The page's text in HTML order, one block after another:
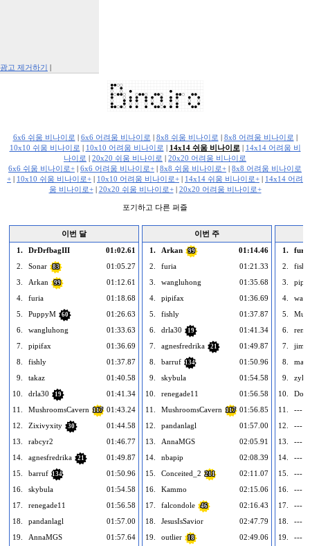
광고 제거하기 |
6x6 쉬움 비나이로 | 6x6 어려움 비나이로 | 8x8 쉬움 비나이로 | 8x8 어려움 비나이로 |
10x10 쉬움 비나이로 | 10x10 어려움 비나이로 | 14x14 쉬움 비나이로 | 14x14 어려움 비
나이로 | 20x20 쉬움 비나이로 | 20x20 어려움 비나이로
6x6 쉬움 비나이로+ | 6x6 어려움 비나이로+ | 8x8 쉬움 비나이로+ | 8x8 어려움 비나이로
+ | 10x10 쉬움 비나이로+ | 10x10 어려움 비나이로+ | 14x14 쉬움 비나이로+ | 14x14 어려
움 비나이로+| 20x20 쉬움 비나이로+| 20x20 어려움 비나이로+
포기하고 다른 퍼즐
이번 달
1.
DrDrfbagIII
01:02.61
2.
Sonar 83
01:05.27
3.
Arkan 99
01:12.61
4.
furia
01:18.68
5.
PuppyM 60
01:26.63
6.
wangluhong
01:33.63
7.
pipifax
01:36.69
8.
fishly
01:37.87
9.
takaz
01:40.58
10.
drla30 19
01:41.34
11.
MushroomsCavern 117 01:43.24
12.
Zixivyxity 30
01:44.58
13.
rabcyr2
01:46.77
14.
agnesfredrika 21
01:49.87
15.
barruf 134
01:50.96
16.
skybula
01:54.58
17.
renegade11
01:56.58
18.
pandanlagl
01:57.00
19.
AnnaMGS
01:57.64
이번 주
1.
Arkan 99
01:14.46
2.
furia
01:21.33
3.
wangluhong
01:35.68
4.
pipifax
01:36.69
5.
fishly
01:37.87
6.
drla30 19
01:41.34
7.
agnesfredrika 21
01:49.87
8.
barruf 134
01:50.96
9.
skybula
01:54.58
10.
renegade11
01:56.58
11.
MushroomsCavern 117 01:56.85
12.
pandanlagl
01:57.00
13.
AnnaMGS
02:05.91
14.
nbapip
02:08.39
15.
Conceited_2 211
02:11.07
16.
Kammo
02:15.06
17.
falcondole 46
02:16.43
18.
JesusIsSavior
02:47.79
19.
outlier 18
02:49.06
1.
furia
2.
3.
4.
5.
6.
7.
8.
9.
10.
11.
---
12.
---
13.
---
14.
---
15.
---
16.
---
17.
---
18.
---
19.
---